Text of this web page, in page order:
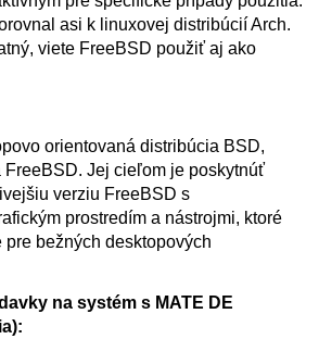
asi k linuxovej distribúcií Arch.
viete FreeBSD použiť aj ako
orientovaná distribúcia BSD,
FreeBSD. Jej cieľom je poskytnúť
verziu FreeBSD s
prostredím a nástrojmi, ktoré
bežných desktopových
na systém s MATE DE